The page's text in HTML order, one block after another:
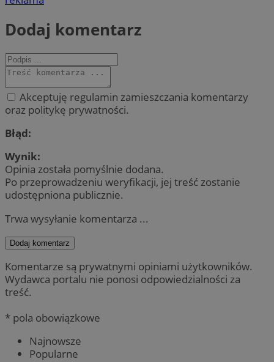
Dodaj komentarz
Akceptuję regulamin zamieszczania komentarzy
oraz politykę prywatności.
Błąd:
Wynik:
Opinia została pomyślnie dodana.
Po przeprowadzeniu weryfikacji, jej treść zostanie
udostępniona publicznie.
Trwa wysyłanie komentarza ...
Dodaj komentarz
Komentarze są prywatnymi opiniami użytkowników.
Wydawca portalu nie ponosi odpowiedzialności za
treść.
* pola obowiązkowe
Najnowsze
Popularne